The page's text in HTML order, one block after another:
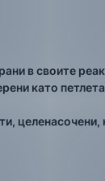
в своите
като
целенасочени,